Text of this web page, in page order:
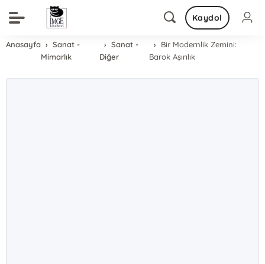
Kaydol
Anasayfa
Sanat -
Mimarlık
Sanat -
Diğer
Bir Modernlik Zemini:
Barok Aşırılık